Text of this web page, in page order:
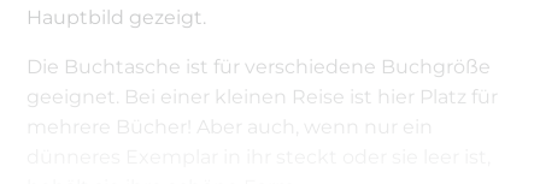
Hauptbild gezeigt.
Die Buchtasche ist für verschiedene Buchgröße
geeignet. Bei einer kleinen Reise ist hier Platz für
mehrere Bücher! Aber auch, wenn nur ein